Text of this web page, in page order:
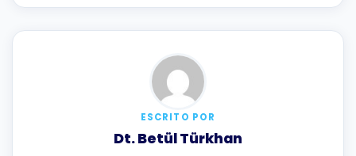
ESCRITO POR
Dt. Betül Türkhan